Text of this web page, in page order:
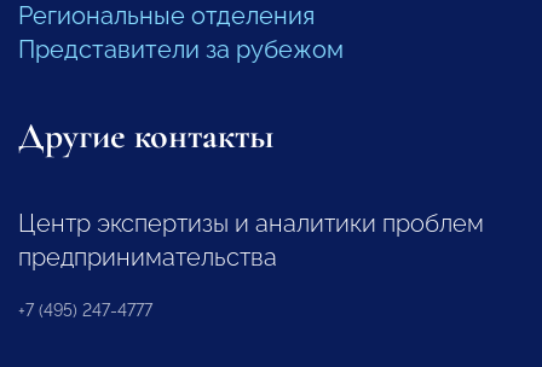
Региональные отделения
Представители за рубежом
Другие контакты
Центр экспертизы и аналитики проблем
предпринимательства
+7 (495) 247-4777